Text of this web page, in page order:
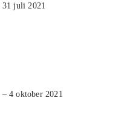
31 juli 2021
– 4 oktober 2021